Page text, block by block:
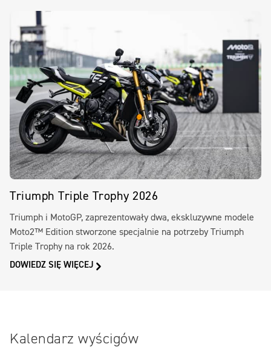
Triumph Triple Trophy 2026
Triumph i MotoGP, zaprezentowały dwa, ekskluzywne modele
Moto2™ Edition stworzone specjalnie na potrzeby Triumph
Triple Trophy na rok 2026.
DOWIEDZ SIĘ WIĘCEJ
Kalendarz wyścigów